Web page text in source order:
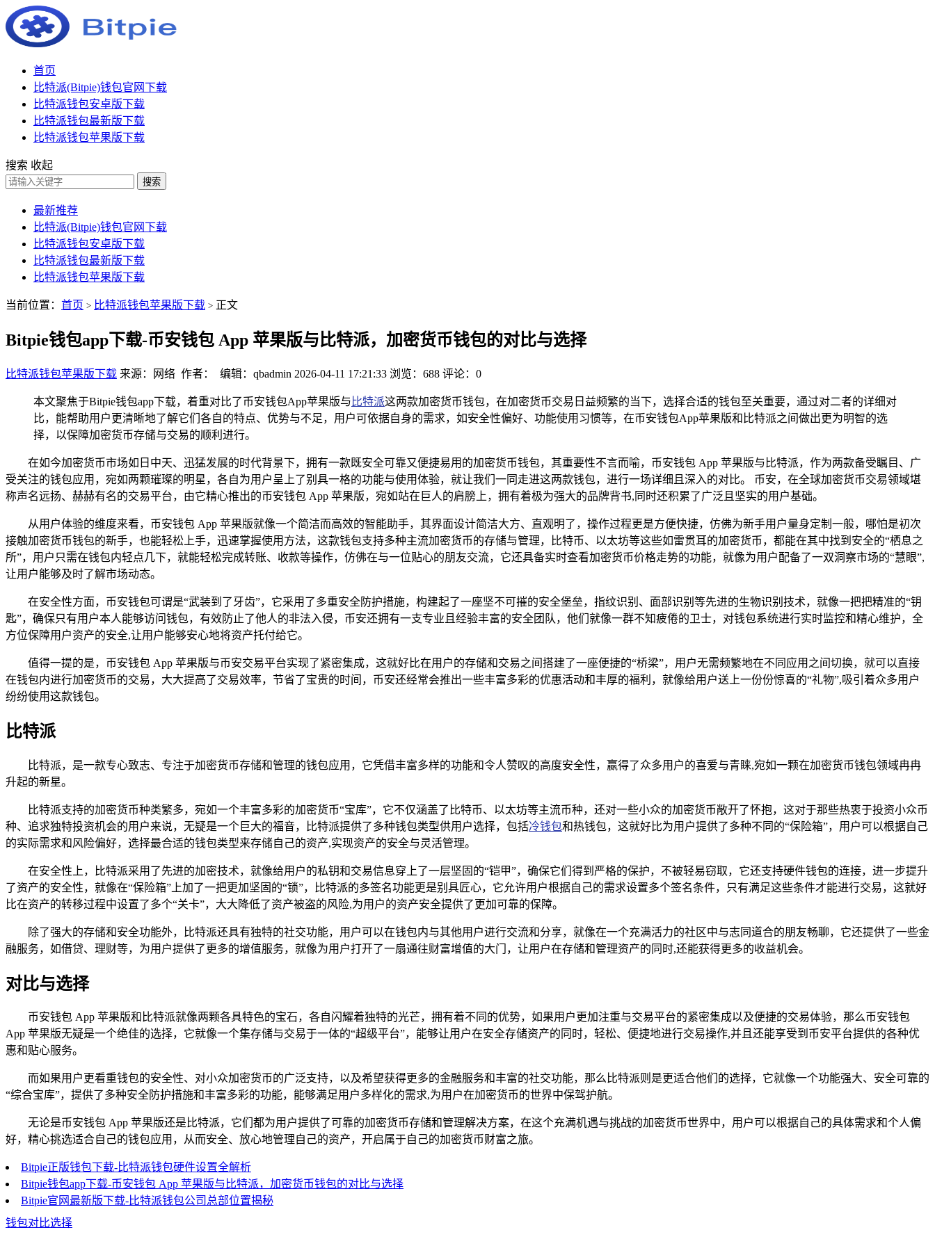
首页
比特派(Bitpie)钱包官网下载
比特派钱包安卓版下载
比特派钱包最新版下载
比特派钱包苹果版下载
搜索 收起
搜索
最新推荐
比特派(Bitpie)钱包官网下载
比特派钱包安卓版下载
比特派钱包最新版下载
比特派钱包苹果版下载
当前位置： 首页 > 比特派钱包苹果版下载 > 正文
Bitpie钱包app下载-币安钱包 App 苹果版与比特派，加密货币钱包的对比与选择
比特派钱包苹果版下载 来源：网络 作者： 编辑：qbadmin 2026-04-11 17:21:33 浏览：688 评论：0
本文聚焦于Bitpie钱包app下载，着重对比了币安钱包App苹果版与 比特派这两款加密货币钱包，在加密货币交易日益频繁的当下，选择合适的钱包至关重要，通过对二者的详细对
比，能帮助用户更清晰地了解它们各自的特点、优势与不足，用户可依据自身的需求，如安全性偏好、功能使用习惯等，在币安钱包App苹果版和比特派之间做出更为明智的选
择，以保障加密货币存储与交易的顺利进行。
在如今加密货币市场如日中天、迅猛发展的时代背景下，拥有一款既安全可靠又便捷易用的加密货币钱包，其重要性不言而喻，币安钱包 App 苹果版与比特派，作为两款备受瞩目、广
受关注的钱包应用，宛如两颗璀璨的明星，各自为用户呈上了别具一格的功能与使用体验，就让我们一同走进这两款钱包，进行一场详细且深入的对比。 币安，在全球加密货币交易领域堪
称声名远扬、赫赫有名的交易平台，由它精心推出的币安钱包 App 苹果版，宛如站在巨人的肩膀上，拥有着极为强大的品牌背书,同时还积累了广泛且坚实的用户基础。
从用户体验的维度来看，币安钱包 App 苹果版就像一个简洁而高效的智能助手，其界面设计简洁大方、直观明了，操作过程更是方便快捷，仿佛为新手用户量身定制一般，哪怕是初次
接触加密货币钱包的新手，也能轻松上手，迅速掌握使用方法，这款钱包支持多种主流加密货币的存储与管理，比特币、以太坊等这些如雷贯耳的加密货币，都能在其中找到安全的“栖息之
所”，用户只需在钱包内轻点几下，就能轻松完成转账、收款等操作，仿佛在与一位贴心的朋友交流，它还具备实时查看加密货币价格走势的功能，就像为用户配备了一双洞察市场的“慧眼”,
让用户能够及时了解市场动态。
在安全性方面，币安钱包可谓是“武装到了牙齿”，它采用了多重安全防护措施，构建起了一座坚不可摧的安全堡垒，指纹识别、面部识别等先进的生物识别技术，就像一把把精准的“钥
匙”，确保只有用户本人能够访问钱包，有效防止了他人的非法入侵，币安还拥有一支专业且经验丰富的安全团队，他们就像一群不知疲倦的卫士，对钱包系统进行实时监控和精心维护，全
方位保障用户资产的安全,让用户能够安心地将资产托付给它。
值得一提的是，币安钱包 App 苹果版与币安交易平台实现了紧密集成，这就好比在用户的存储和交易之间搭建了一座便捷的“桥梁”，用户无需频繁地在不同应用之间切换，就可以直接
在钱包内进行加密货币的交易，大大提高了交易效率，节省了宝贵的时间，币安还经常会推出一些丰富多彩的优惠活动和丰厚的福利，就像给用户送上一份份惊喜的“礼物”,吸引着众多用户
纷纷使用这款钱包。
比特派
比特派，是一款专心致志、专注于加密货币存储和管理的钱包应用，它凭借丰富多样的功能和令人赞叹的高度安全性，赢得了众多用户的喜爱与青睐,宛如一颗在加密货币钱包领域冉冉
升起的新星。
比特派支持的加密货币种类繁多，宛如一个丰富多彩的加密货币“宝库”，它不仅涵盖了比特币、以太坊等主流币种，还对一些小众的加密货币敞开了怀抱，这对于那些热衷于投资小众币
种、追求独特投资机会的用户来说，无疑是一个巨大的福音，比特派提供了多种钱包类型供用户选择，包括冷钱包和热钱包，这就好比为用户提供了多种不同的“保险箱”，用户可以根据自己
的实际需求和风险偏好，选择最合适的钱包类型来存储自己的资产,实现资产的安全与灵活管理。
在安全性上，比特派采用了先进的加密技术，就像给用户的私钥和交易信息穿上了一层坚固的“铠甲”，确保它们得到严格的保护，不被轻易窃取，它还支持硬件钱包的连接，进一步提升
了资产的安全性，就像在“保险箱”上加了一把更加坚固的“锁”，比特派的多签名功能更是别具匠心，它允许用户根据自己的需求设置多个签名条件，只有满足这些条件才能进行交易，这就好
比在资产的转移过程中设置了多个“关卡”，大大降低了资产被盗的风险,为用户的资产安全提供了更加可靠的保障。
除了强大的存储和安全功能外，比特派还具有独特的社交功能，用户可以在钱包内与其他用户进行交流和分享，就像在一个充满活力的社区中与志同道合的朋友畅聊，它还提供了一些金
融服务，如借贷、理财等，为用户提供了更多的增值服务，就像为用户打开了一扇通往财富增值的大门，让用户在存储和管理资产的同时,还能获得更多的收益机会。
对比与选择
币安钱包 App 苹果版和比特派就像两颗各具特色的宝石，各自闪耀着独特的光芒，拥有着不同的优势，如果用户更加注重与交易平台的紧密集成以及便捷的交易体验，那么币安钱包
App 苹果版无疑是一个绝佳的选择，它就像一个集存储与交易于一体的“超级平台”，能够让用户在安全存储资产的同时，轻松、便捷地进行交易操作,并且还能享受到币安平台提供的各种优
惠和贴心服务。
而如果用户更看重钱包的安全性、对小众加密货币的广泛支持，以及希望获得更多的金融服务和丰富的社交功能，那么比特派则是更适合他们的选择，它就像一个功能强大、安全可靠的
“综合宝库”，提供了多种安全防护措施和丰富多彩的功能，能够满足用户多样化的需求,为用户在加密货币的世界中保驾护航。
无论是币安钱包 App 苹果版还是比特派，它们都为用户提供了可靠的加密货币存储和管理解决方案，在这个充满机遇与挑战的加密货币世界中，用户可以根据自己的具体需求和个人偏
好，精心挑选适合自己的钱包应用，从而安全、放心地管理自己的资产，开启属于自己的加密货币财富之旅。
Bitpie正版钱包下载-比特派钱包硬件设置全解析
Bitpie钱包app下载-币安钱包 App 苹果版与比特派，加密货币钱包的对比与选择
Bitpie官网最新版下载-比特派钱包公司总部位置揭秘
钱包对比选择